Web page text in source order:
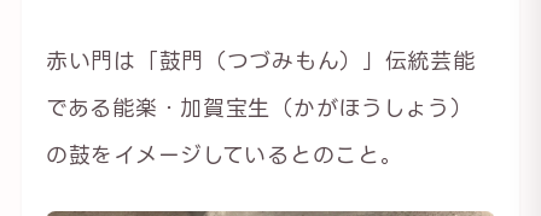
赤い門は「鼓門（つづみもん）」伝統芸能
である能楽・加賀宝生（かがほうしょう）
の鼓をイメージしているとのこと。